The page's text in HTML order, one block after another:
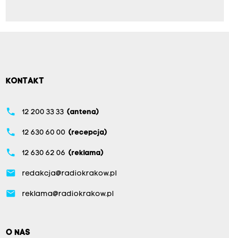
KONTAKT
phone 12 200 33 33 (antena)
phone 12 630 60 00 (recepcja)
phone 12 630 62 06 (reklama)
email redakcja@radiokrakow.pl
email reklama@radiokrakow.pl
O NAS